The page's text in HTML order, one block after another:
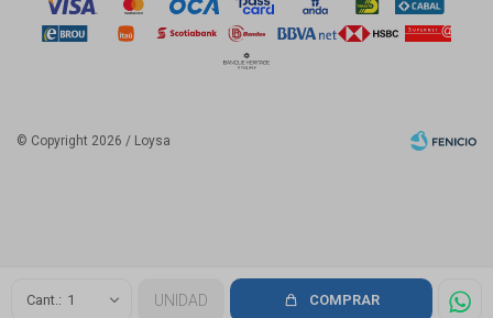
1 UNIDAD COMPRAR
© Copyright 2026 / Loysa
Fenicio